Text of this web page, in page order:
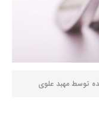
توسط مهبد علوی